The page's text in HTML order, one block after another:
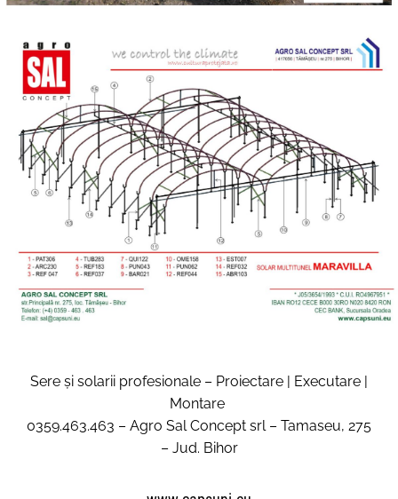
Sere și solarii profesionale – Proiectare | Executare |
Montare
0359.463.463 – Agro Sal Concept srl – Tamaseu, 275
– Jud. Bihor